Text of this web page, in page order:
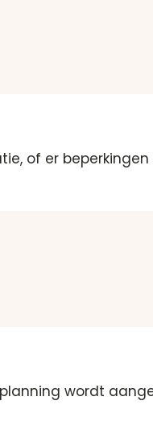
of er beperkingen
wordt